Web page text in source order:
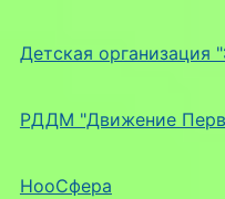
Детская организация
РДДМ "Движение
НооСфера